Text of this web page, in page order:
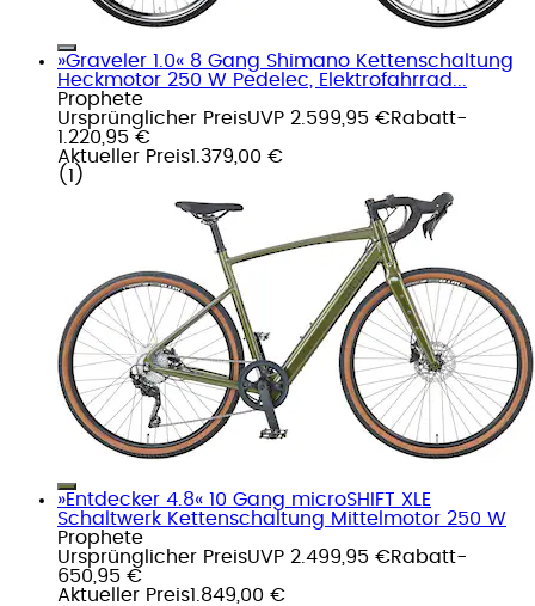
»Graveler 1.0« 8 Gang Shimano Kettenschaltung
Heckmotor 250 W Pedelec, Elektrofahrrad...
Prophete
Ursprünglicher PreisUVP 2.599,95 €Rabatt-
1.220,95 €
Aktueller Preis1.379,00 €
( 1 )
»Entdecker 4.8« 10 Gang microSHIFT XLE
Schaltwerk Kettenschaltung Mittelmotor 250 W
Prophete
Ursprünglicher PreisUVP 2.499,95 €Rabatt-
650,95 €
Aktueller Preis1.849,00 €